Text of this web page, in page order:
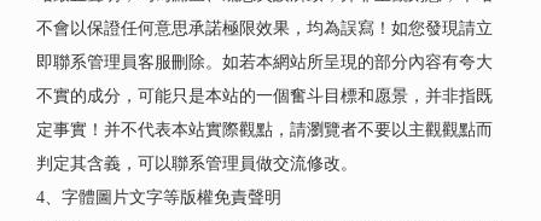
不會以保證任何意思承諾極限效果，均為誤寫！如您發現請立
即聯系管理員客服刪除。如若本網站所呈現的部分內容有夸大
不實的成分，可能只是本站的一個奮斗目標和愿景，并非指既
定事實！并不代表本站實際觀點，請瀏覽者不要以主觀觀點而
判定其含義，可以聯系管理員做交流修改。
4、字體圖片文字等版權免責聲明